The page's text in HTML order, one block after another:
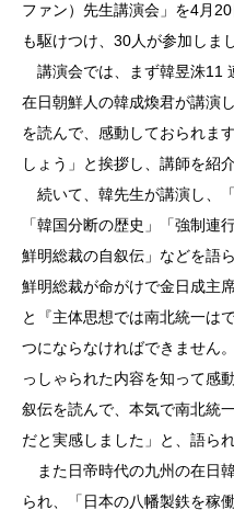
ファン）先生講演会」を4月
も駆けつけ、30人が参加しま
講演会では、まず韓昱洙11
在日朝鮮人の韓成煥君が講演
を読んで、感動しておられま
しょう」と挨拶し、講師を紹
続いて、韓先生が講演し、
「韓国分断の歴史」「強制連
鮮明総裁の自叙伝」などを語
鮮明総裁が命がけで金日成主
と『主体思想では南北統一は
つにならなければできません
っしゃられた内容を知って感
叙伝を読んで、本気で南北統
だと実感しました」と、語られ
また日帝時代の九州の在日
られ、「日本の八幡製鉄を稼